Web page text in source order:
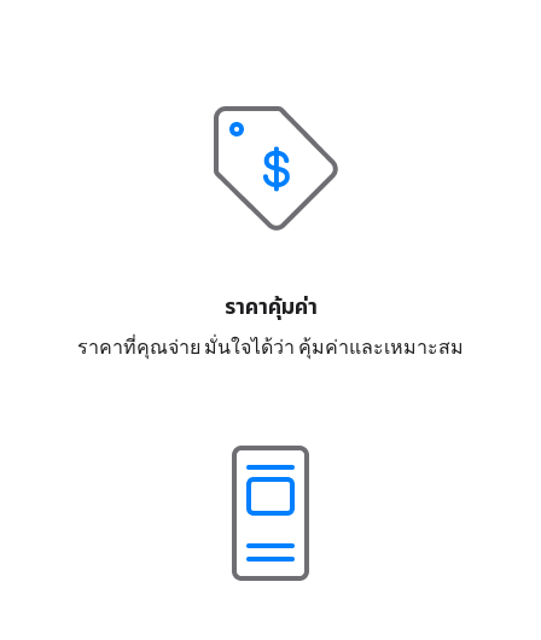
ราคาคุ้มค่า
ราคาที่คุณจ่าย มั่นใจได้ว่า คุ้มค่าและเหมาะสม